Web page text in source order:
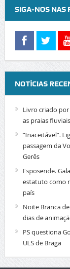
SIGA-NOS NAS
NOTÍCIAS
Livro criado
as praias
“Inaceitável”.
passagem da
Gerês
Esposende.
estatuto como
país
Noite Branca
dias de
PS questiona
ULS de Braga